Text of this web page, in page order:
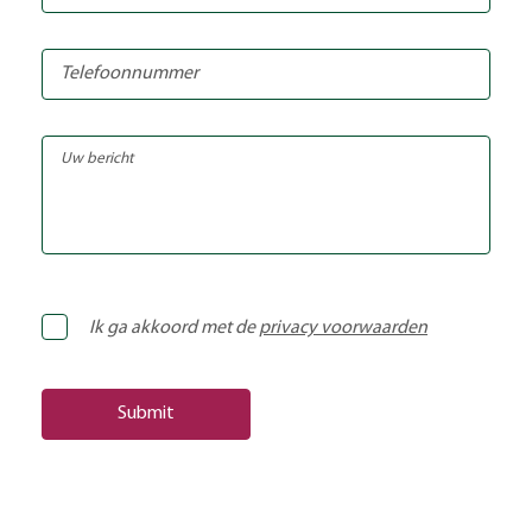
Ik ga akkoord met deprivacy voorwaarden